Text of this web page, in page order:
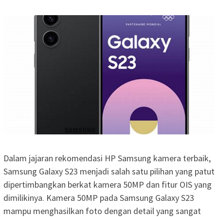
Dalam jajaran rekomendasi HP Samsung kamera terbaik,
Samsung Galaxy S23 menjadi salah satu pilihan yang patut
dipertimbangkan berkat kamera 50MP dan fitur OIS yang
dimilikinya. Kamera 50MP pada Samsung Galaxy S23
mampu menghasilkan foto dengan detail yang sangat